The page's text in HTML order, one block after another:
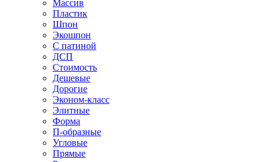
Массив
Пластик
Шпон
Экошпон
С патиной
ДСП
Стоимость
Дешевые
Дорогие
Эконом-класс
Элитные
Форма
П-образные
Угловые
Прямые